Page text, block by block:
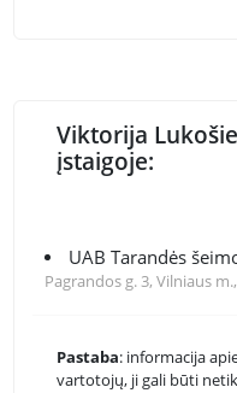
Viktorija
įstaigoje:
UAB Tarandės
Pagrandos g. 3, Vilniaus
Pastaba: informacija
vartotojų, ji gali būti